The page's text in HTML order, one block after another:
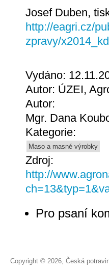
Josef Duben,
http://eagri.cz/
zpravy/
Vydáno:
Autor: ÚZEI,
Autor:
Mgr. Dana
Kategorie:
Maso a masné výrobky
Zdroj:
http://
Pro psaní
Copyright © 2026, Česká